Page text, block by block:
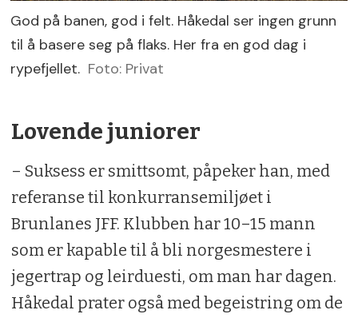
God på banen, god i felt. Håkedal ser ingen grunn
til å basere seg på flaks. Her fra en god dag i
rypefjellet. Foto: Privat
Lovende juniorer
– Suksess er smittsomt, påpeker han, med
referanse til konkurransemiljøet i
Brunlanes JFF. Klubben har 10–15 mann
som er kapable til å bli norgesmestere i
jegertrap og leirduesti, om man har dagen.
Håkedal prater også med begeistring om de